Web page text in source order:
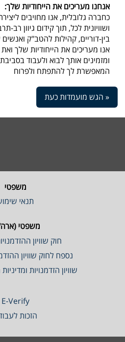
:אנחנו מעריכים את הייחודיות שלך
כחברה גלובלית, אנו מחויבים
ושוויונית לכל, תוך קידום גיוון רב-
בין-דוריים, קהילות להטב"ק ואנשים
אנו מעריכים את הייחודיות שלך
ומזמינים אותך לבוא ולעבוד
המאפשרת לך להתפתח ולפרוח
הגש מועמדות כעת »
משפטי
תנאי
משפטי
חוק שוויון
נספח לחוק שוויון
שוויון הזדמנויות
E-Verify
הזכות